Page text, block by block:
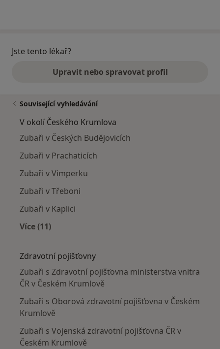
Jste tento lékař?
Upravit nebo spravovat profil
Související vyhledávání
V okolí Českého Krumlova
Zubaři v Českých Budějovicích
Zubaři v Prachaticích
Zubaři v Vimperku
Zubaři v Třeboni
Zubaři v Kaplici
Více (11)
Zdravotní pojišťovny
Zubaři s Zdravotní pojišťovna ministerstva vnitra
ČR v Českém Krumlově
Zubaři s Oborová zdravotní pojišťovna v Českém
Krumlově
Zubaři s Vojenská zdravotní pojišťovna ČR v
Českém Krumlově